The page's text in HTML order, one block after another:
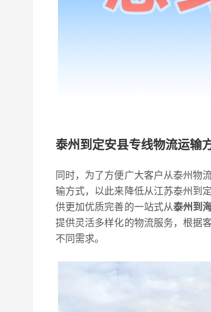
泰州到定安县专线物流运输
同时，为了方便广大客户从泰州物
输方式，以此来降低从江苏泰州到
供更加优质完善的一站式从泰州到
提供灵活多样化的物流服务，根据
不同需求。